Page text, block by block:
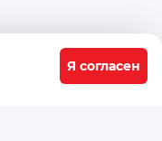
Я согласен
д. 91 стр. 11